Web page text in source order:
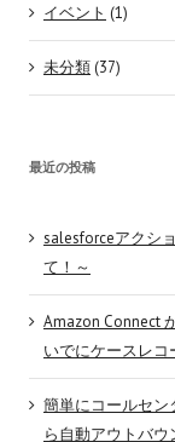
イベント (1)
未分類(37)
最近の投稿
salesforceアクシ
て！～
Amazon Connect
いでにケースレコ
簡単にコールセン
ら自動アウトバウ